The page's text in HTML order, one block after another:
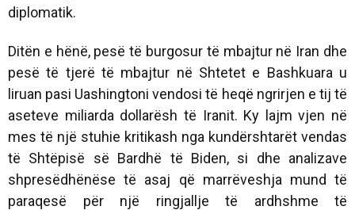
diplomatik.
Ditën e hënë, pesë të burgosur të mbajtur në Iran dhe
pesë të tjerë të mbajtur në Shtetet e Bashkuara u
liruan pasi Uashingtoni vendosi të heqë ngrirjen e tij të
aseteve miliarda dollarësh të Iranit. Ky lajm vjen në
mes të një stuhie kritikash nga kundërshtarët vendas
të Shtëpisë së Bardhë të Biden, si dhe analizave
shpresëdhënëse të asaj që marrëveshja mund të
paraqesë për një ringjallje të ardhshme të